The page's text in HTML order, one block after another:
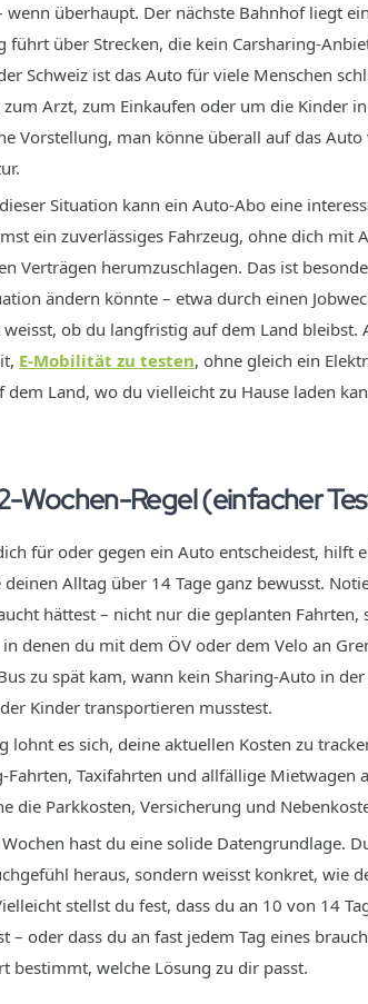
wenn überhaupt. Der nächste Bahnhof liegt
führt über Strecken, die kein Carsharing-
Schweiz ist das Auto für viele Menschen
Arzt, zum Einkaufen oder um die Kinder
Vorstellung, man könne überall auf das
Situation kann ein Auto-Abo eine
ein zuverlässiges Fahrzeug, ohne dich mit
Verträgen herumzuschlagen. Das ist
ändern könnte – etwa durch einen
ob du langfristig auf dem Land bleibst.
E-Mobilität zu testen, ohne gleich ein
dem Land, wo du vielleicht zu Hause laden
Wochen-Regel (einfacher
für oder gegen ein Auto entscheidest, hilft
deinen Alltag über 14 Tage ganz bewusst.
hättest – nicht nur die geplanten Fahrten,
denen du mit dem ÖV oder dem Velo an
zu spät kam, wann kein Sharing-Auto in
Kinder transportieren musstest.
lohnt es sich, deine aktuellen Kosten zu
Fahrten, Taxifahrten und allfällige Mietwagen
die Parkkosten, Versicherung und
hast du eine solide Datengrundlage.
heraus, sondern weisst konkret, wie
stellst du fest, dass du an 10 von 14
– oder dass du an fast jedem Tag eines
bestimmt, welche Lösung zu dir passt.